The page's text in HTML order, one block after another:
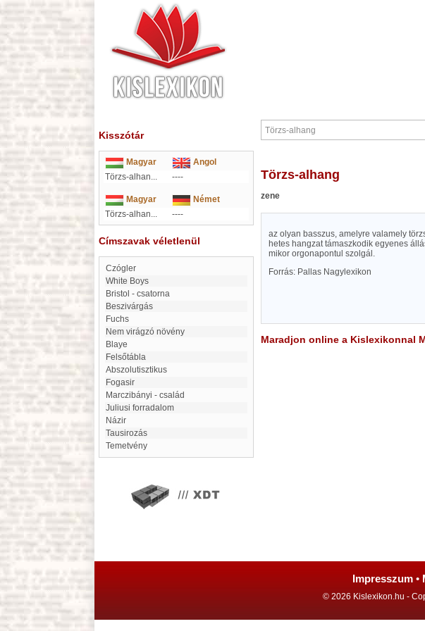
Kisszótár
Magyar
Angol
Törzs-alhan...
----
Magyar
Német
Törzs-alhan...
----
Címszavak véletlenül
Czógler
White Boys
Bristol - csatorna
Beszivárgás
Fuchs
Nem virágzó növény
Blaye
Felsőtábla
abszolutisztikus
Fogasir
Marczibányi - család
Juliusi forradalom
Názir
Tausirozás
Temetvény
Törzs-alhang
zene
az olyan basszus, amelyre valamely
hetes hangzat támaszkodik egyenes
mikor orgonapontul szolgál.
Forrás: Pallas Nagylexikon
Maradjon online a Kislexikonnal
Impresszum •
© 2026 Kislexikon.hu -